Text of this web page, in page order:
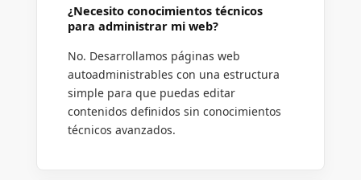
¿Necesito conocimientos técnicos
para administrar mi web?
No. Desarrollamos páginas web
autoadministrables con una estructura
simple para que puedas editar
contenidos definidos sin conocimientos
técnicos avanzados.